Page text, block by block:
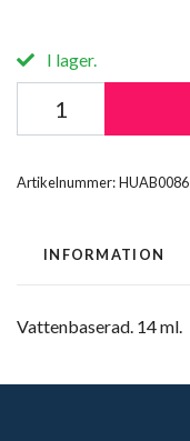
I lager.
Artikelnummer:HUAB0086
INFORMATION
Vattenbaserad. 14 ml.